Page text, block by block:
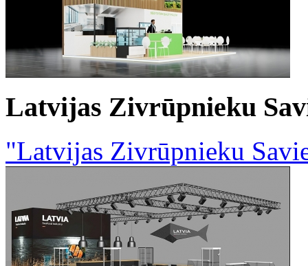
Latvijas Zivrūpnieku
"Latvijas Zivrūpnieku